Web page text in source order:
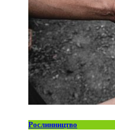
Рослинництво